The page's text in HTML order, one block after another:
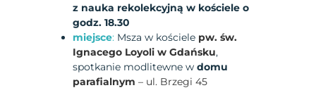
z nauka rekolekcyjną w kościele o
godz. 18.30
miejsce: Msza w kościele pw. św.
Ignacego Loyoli w Gdańsku,
spotkanie modlitewne wdomu
parafialnym – ul. Brzegi 45